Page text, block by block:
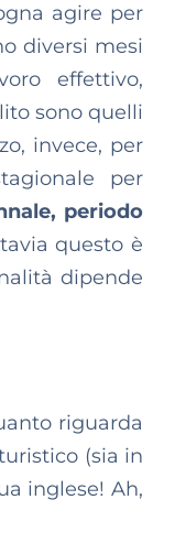
agire per
diversi mesi
effettivo,
sono quelli
invece, per
per
periodo
questo è
dipende
riguarda
(sia in
inglese! Ah,